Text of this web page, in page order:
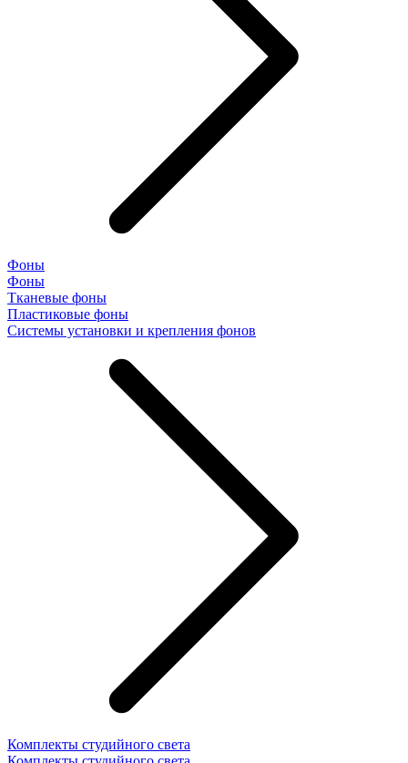
Фоны
Фоны
Тканевые фоны
Пластиковые фоны
Системы установки и крепления фонов
Комплекты студийного света